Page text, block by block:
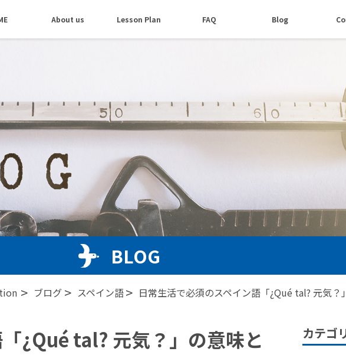
About us Lesson Plan FAQ Blog
BLOG
> ブログ > スペイン語> 日常生活で必須のスペイン語「¿Qué tal? 元気？
¿Qué tal? 元気？」の意味と
カテゴ